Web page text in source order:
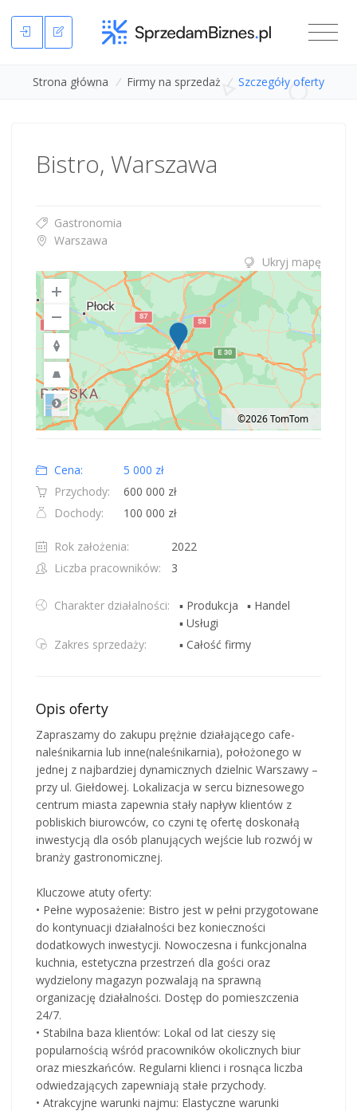
Strona główna / Firmy na sprzedaż / Szczegóły oferty
Bistro, Warszawa
Gastronomia
Warszawa
Ukryj mapę
Road
©2026 TomTom
Cena:
5 000 zł
Przychody:
600 000 zł
Dochody:
100 000 zł
Rok założenia:
2022
Liczba pracowników:
3
Charakter działalności: ▪ Produkcja
▪ Handel
▪ Usługi
Zakres sprzedaży:
▪ Całość firmy
Opis oferty
Zapraszamy do zakupu prężnie działającego cafe-
naleśnikarnia lub inne(naleśnikarnia), położonego w
jednej z najbardziej dynamicznych dzielnic Warszawy –
przy ul. Giełdowej. Lokalizacja w sercu biznesowego
centrum miasta zapewnia stały napływ klientów z
pobliskich biurowców, co czyni tę ofertę doskonałą
inwestycją dla osób planujących wejście lub rozwój w
branży gastronomicznej.
Kluczowe atuty oferty:
• Pełne wyposażenie: Bistro jest w pełni przygotowane
do kontynuacji działalności bez konieczności
dodatkowych inwestycji. Nowoczesna i funkcjonalna
kuchnia, estetyczna przestrzeń dla gości oraz
wydzielony magazyn pozwalają na sprawną
organizację działalności. Dostęp do pomieszczenia
24/7.
• Stabilna baza klientów: Lokal od lat cieszy się
popularnością wśród pracowników okolicznych biur
oraz mieszkańców. Regularni klienci i rosnąca liczba
odwiedzających zapewniają stałe przychody.
• Atrakcyjne warunki najmu: Elastyczne warunki